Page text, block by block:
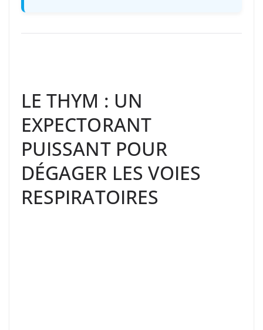
LE THYM : UN
EXPECTORANT
PUISSANT POUR
DÉGAGER LES VOIES
RESPIRATOIRES